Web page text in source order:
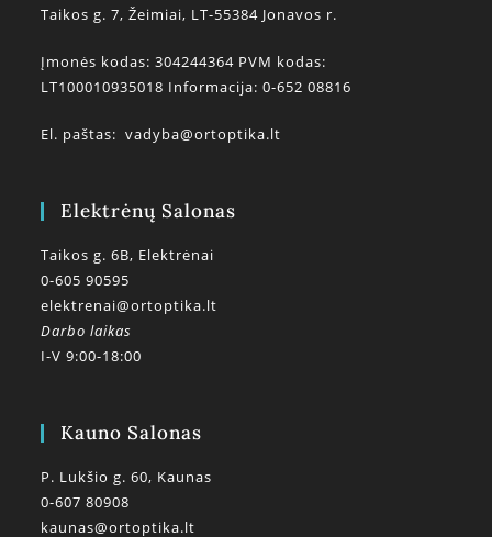
Taikos g. 7, Žeimiai, LT-55384 Jonavos r.
Įmonės kodas: 304244364 PVM kodas:
LT100010935018 Informacija: 0-652 08816
El. paštas:vadyba@ortoptika.lt
Elektrėnų Salonas
Taikos g. 6B, Elektrėnai
0-605 90595
elektrenai@ortoptika.lt
Darbo laikas
I-V 9:00-18:00
Kauno Salonas
P. Lukšio g. 60, Kaunas
0-607 80908
kaunas@ortoptika.lt